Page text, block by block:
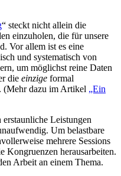
“ steckt nicht allein die
einzuholen, die für unsere
Vor allem ist es eine
und systematisch von
um möglichst reine Daten
die einzige formal
(Mehr dazu im Artikel „Ein
Leistungen
Um belastbare
mehrere Sessions
Kongruenzen herausarbeiten.
Arbeit an einem Thema.